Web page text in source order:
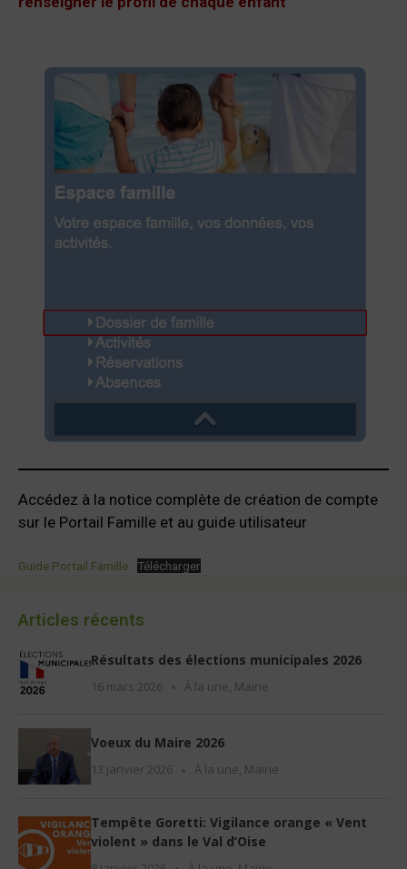
Accédez à la notice complète de création de compte
sur le Portail Famille et au guide utilisateur
Guide Portail Famille Télécharger
Articles récents
Résultats des élections municipales 2026
16 mars 2026 À la une, Mairie
Voeux du Maire 2026
13 janvier 2026 À la une, Mairie
Tempête Goretti: Vigilance orange « Vent
violent » dans le Val d’Oise